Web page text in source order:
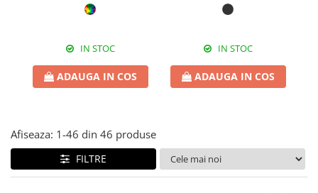
IN STOC
ADAUGA IN COS
IN STOC
ADAUGA IN COS
Afiseaza: 1-46 din 46 produse
FILTRE